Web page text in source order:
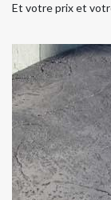
Et votre prix et